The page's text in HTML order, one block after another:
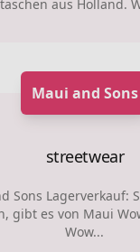
aus Holland.
Maui and Sons
streetwear
Sons Lagerverkauf:
gibt es von Maui
Wow...